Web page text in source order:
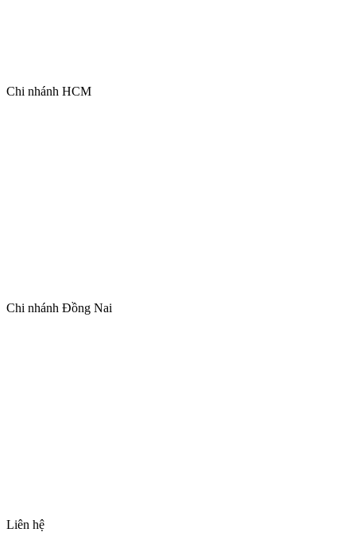
Chi nhánh HCM
Chi nhánh Đồng Nai
Liên hệ